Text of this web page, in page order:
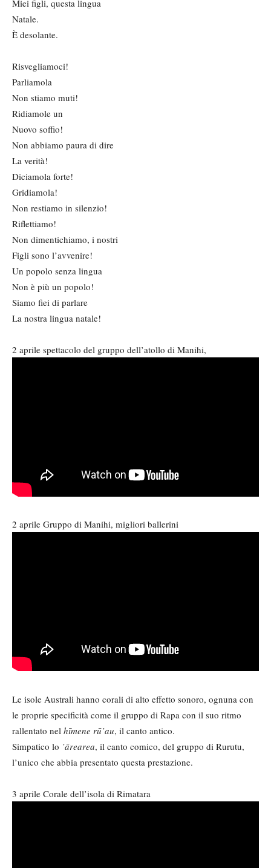
Miei figli, questa lingua
Natale.
È desolante.
Risvegliamoci!
Parliamola
Non stiamo muti!
Ridiamole un
Nuovo soffio!
Non abbiamo paura di dire
La verità!
Diciamola forte!
Gridiamola!
Non restiamo in silenzio!
Riflettiamo!
Non dimentichiamo, i nostri
Figli sono l’avvenire!
Un popolo senza lingua
Non è più un popolo!
Siamo fiei di parlare
La nostra lingua natale!
2 aprile spettacolo del gruppo dell’atollo di Manihi,
2 aprile Gruppo di Manihi, migliori ballerini
Le isole Australi hanno corali di alto effetto sonoro, ognuna con
le proprie specificità come il gruppo di Rapa con il suo ritmo
rallentato nel hīmene rū’au, il canto antico.
Simpatico lo ’ārearea, il canto comico, del gruppo di Rurutu,
l’unico che abbia presentato questa prestazione.
3 aprile Corale dell’isola di Rimatara